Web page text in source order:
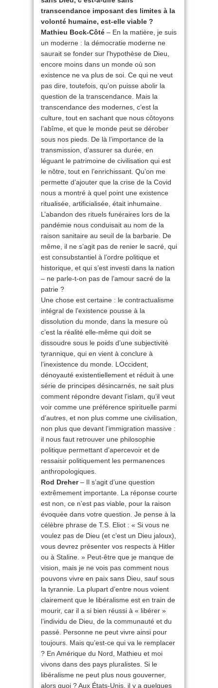
transcendance imposant des limites à la
volonté humaine, est-elle viable ?
Mathieu Bock-Côté – En la matière, je suis
un moderne : la démocratie moderne ne
saurait se fonder sur l’hypothèse de Dieu,
encore moins dans un monde où son
existence ne va plus de soi. Ce qui ne veut
pas dire, toutefois, qu’on puisse abolir la
question de la transcendance. Mais la
transcendance des modernes, c’est la
culture, tout en sachant que nous côtoyons
l’abîme, et que le monde peut se dérober
sous nos pieds. De là l’importance de la
transmission, d’assurer sa durée, en
léguant le patrimoine de civilisation qui est
le nôtre, tout en l’enrichissant. Qu’on me
permette d’ajouter que la crise de la Covid
nous a montré à quel point une existence
ritualisée, artificialisée, était inhumaine.
L’abandon des rituels funéraires lors de la
pandémie nous conduisait au nom de la
raison sanitaire au seuil de la barbarie. De
même, il ne s’agit pas de renier le sacré, qui
est consubstantiel à l’ordre politique et
historique, et qui s’est investi dans la nation
– ne parle-t-on pas de l’amour sacré de la
patrie ?
Une chose est certaine : le contractualisme
intégral de l’existence pousse à la
dissolution du monde, dans la mesure où
c’est la réalité elle-même qui doit se
dissoudre sous le poids d’une subjectivité
tyrannique, qui en vient à conclure à
l’inexistence du monde. LOccident,
dénoyauté existentiellement et réduit à une
série de principes désincarnés, ne sait plus
comment répondre devant l’islam, qu’il veut
voir comme une préférence spirituelle parmi
d’autres, et non plus comme une civilisation,
non plus que devant l’immigration massive :
il nous faut retrouver une philosophie
politique permettant d’apercevoir et de
ressaisir politiquement les permanences
anthropologiques.
Rod Dreher– Il s’agit d’une question
extrêmement importante. La réponse courte
est non, ce n’est pas viable, pour la raison
évoquée dans votre question. Je pense à la
célèbre phrase de T.S. Eliot : « Si vous ne
voulez pas de Dieu (et c’est un Dieu jaloux),
vous devrez présenter vos respects à Hitler
ou à Staline. » Peut-être que je manque de
vision, mais je ne vois pas comment nous
pouvons vivre en paix sans Dieu, sauf sous
la tyrannie. La plupart d’entre nous voient
clairement que le libéralisme est en train de
mourir, car il a si bien réussi à « libérer »
l’individu de Dieu, de la communauté et du
passé. Personne ne peut vivre ainsi pour
toujours. Mais qu’est-ce qui va le remplacer
? En Amérique du Nord, Mathieu et moi
vivons dans des pays pluralistes. Si le
libéralisme ne peut plus nous gouverner,
alors quoi ? Aux États-Unis, il y a quelques